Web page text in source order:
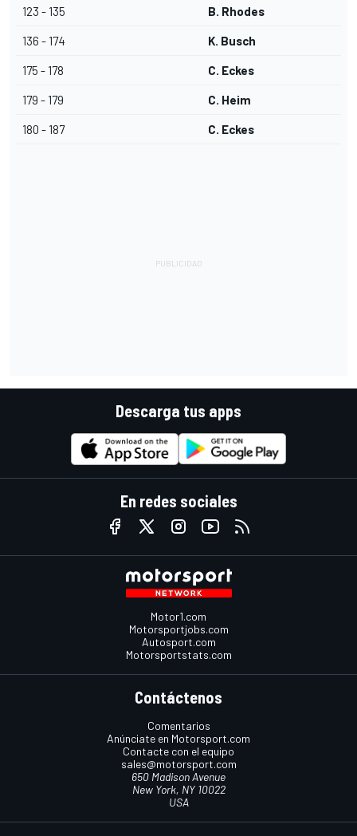
123 - 135 B. Rhodes
136 - 174 K. Busch
175 - 178 C. Eckes
179 - 179 C. Heim
180 - 187 C. Eckes
Descarga tus apps
En redes sociales
Motor1.com
Motorsportjobs.com
Autosport.com
Motorsportstats.com
Contáctenos
Comentarios
Anúnciate en Motorsport.com
Contacte con el equipo
sales@motorsport.com
650 Madison Avenue
New York, NY 10022
USA